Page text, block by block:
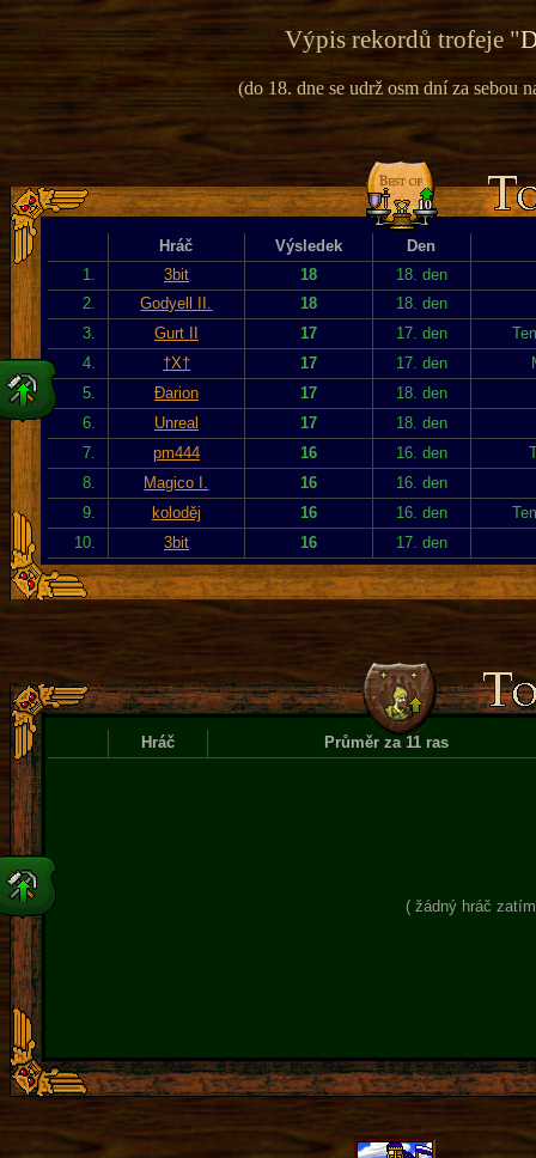
Výpis rekordů trofeje "
(do 18. dne se udrž osm dní za sebou
Hráč Výsledek
Den
1.
3bit 18
18. den
2.
Godyell II. 18
18. den
3.
Gurt II 17 17. den
4.
†X† 17 17. den
5.
Đarion 17
18. den
6.
Unreal 17
18. den
7.
pm444 16 16. den
8.
Magico I. 16
16. den
9.
koloděj 16 16. den
10.
3bit 16 17. den
Hráč Průměr za 11 ras
( žádný hráč